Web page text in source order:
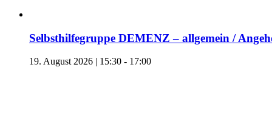
Selbsthilfegruppe DEMENZ – allgemein /
19. August 2026 | 15:30 - 17:00